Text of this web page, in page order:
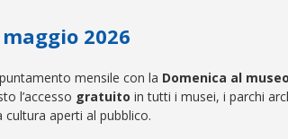
2026
mensile con la Domenica al museo
l’accesso gratuito in tutti i musei, i parchi
aperti al pubblico.